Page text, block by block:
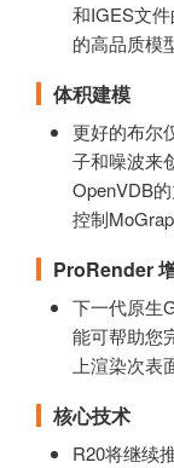
和IGES文
的高品质模
体积建模
更好的布尔
子和噪波来
OpenVDB
控制
ProRender
下一代原生
能可帮助您
上渲染次表
核心技术
R20将继续